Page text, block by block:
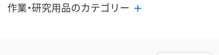
作業・研究用品のカテゴリー